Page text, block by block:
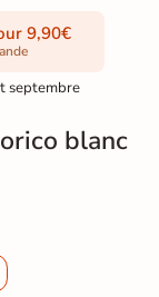
9,90€
septembre
blanc